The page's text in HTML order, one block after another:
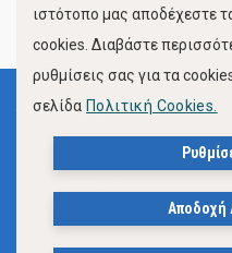
Όροι Χρήσης
Πολιτική
Πολιτική Cookies
ιστότοπο μας αποδέχεστε
cookies. Διαβάστε
ρυθμίσεις σας για τα
σελίδα Πολιτική Cookies.
Αποδοχή